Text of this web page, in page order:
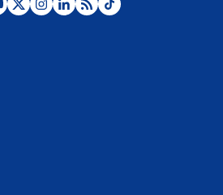
Desde dermatitis hasta infecciones: